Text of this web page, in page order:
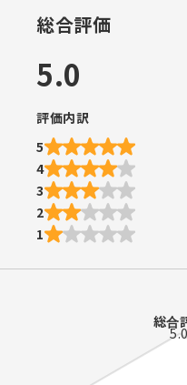
総合評価
5.0
評価内訳
5
4
3
2
1